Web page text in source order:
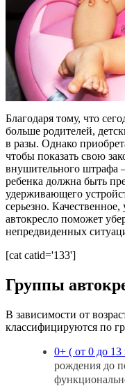
Благодаря тому, что
больше родителей,
в разы. Однако
чтобы показать свою
внушительного штрафа
ребенка должна быть
удерживающего
серьезно.
автокресло поможет
непредвиденных
[cat catid='133']
Группы
В зависимости от
классифицируются по
0+ ( от 0 до 13
рождения до